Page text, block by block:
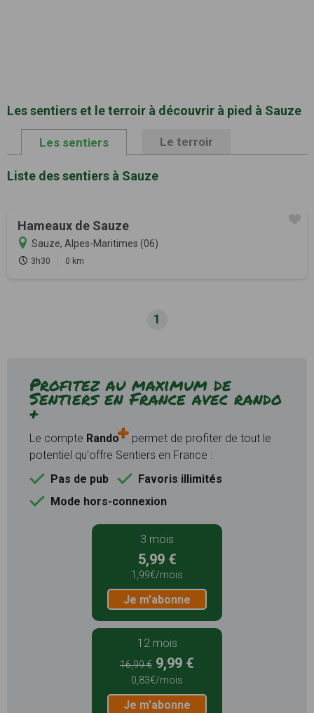
Les sentiers et le terroir à découvrir à pied à Sauze
Les sentiers Le terroir
Liste des sentiers à Sauze
Hameaux de Sauze
Sauze, Alpes-Maritimes (06)
3h30 0 km
1
Profitez au maximum de
Sentiers en France avec rando
+
Le compte Rando
permet de profiter de tout le
potentiel qu'offre Sentiers en France :
Pas de pub
Favoris illimités
Mode hors-connexion
3 mois
5,99 €
1,99€/mois
Je m'abonne
12 mois
16,99 € 9,99 €
0,83€/mois
Je m'abonne